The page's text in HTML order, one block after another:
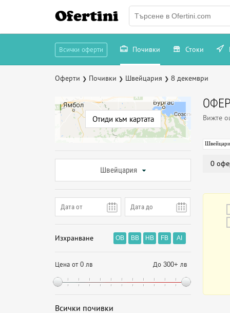
Ofertini
Всички оферти Почивки Стоки
Оферти ❯ Почивки ❯ Швейцария ❯ 8 декември
Отиди към картата
Швейцария
Изхранване OB BB HB FB AI
Цена от 0 лв До 300+ лв
Всички почивки
Вижте
0